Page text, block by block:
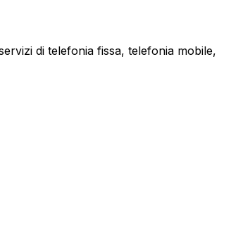
di telefonia fissa, telefonia mobile,